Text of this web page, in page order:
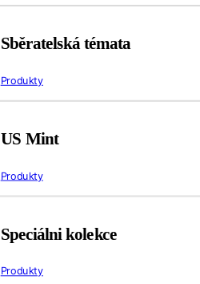
Sběratelská témata
Produkty
US Mint
Produkty
Speciálni kolekce
Produkty